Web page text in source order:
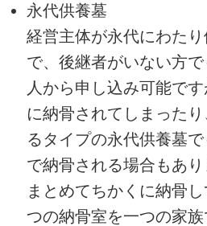
永代供養墓
経営主体が永代にわた
で、後継者がいない方
人から申し込み可能で
に納骨されてしまった
るタイプの永代供養墓
で納骨される場合もあ
まとめてちかくに納骨
つの納骨室を一つの家